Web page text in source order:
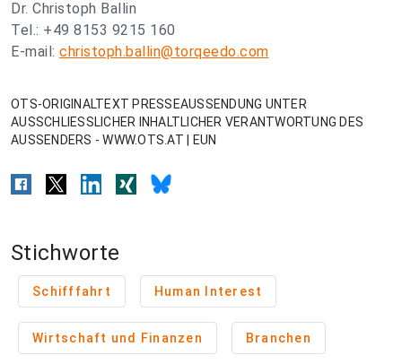
Dr. Christoph Ballin
Tel.: +49 8153 9215 160
E-mail: christoph.ballin@torqeedo.com
OTS-ORIGINALTEXT PRESSEAUSSENDUNG UNTER
AUSSCHLIESSLICHER INHALTLICHER VERANTWORTUNG DES
AUSSENDERS - WWW.OTS.AT | EUN
Stichworte
Schifffahrt Human Interest
Wirtschaft und Finanzen Branchen